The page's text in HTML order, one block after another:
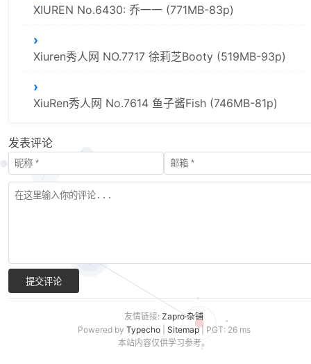
XIUREN No.6430: 乔一一 (771MB-83p)
Xiuren秀人网 NO.7717 徐莉芝Booty (519MB-93p)
XiuRen秀人网 No.7614 鱼子酱Fish (746MB-81p)
发表评论
提交评论
友情链接: Zapro·杂铺
Powered by Typecho| Sitemap| PGT: 26 ms
本站内容仅供学习参考。